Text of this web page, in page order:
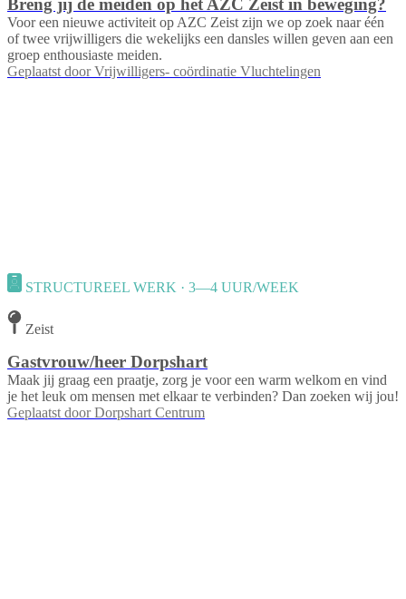
Breng jij de meiden op het AZC Zeist in beweging?
Voor een nieuwe activiteit op AZC Zeist zijn we op zoek naar één
of twee vrijwilligers die wekelijks een dansles willen geven aan een
groep enthousiaste meiden.
Geplaatst door Vrijwilligers- coördinatie Vluchtelingen
STRUCTUREEL WERK · 3—4 UUR/WEEK
Zeist
Gastvrouw/heer Dorpshart
Maak jij graag een praatje, zorg je voor een warm welkom en vind
je het leuk om mensen met elkaar te verbinden? Dan zoeken wij jou!
Geplaatst door Dorpshart Centrum